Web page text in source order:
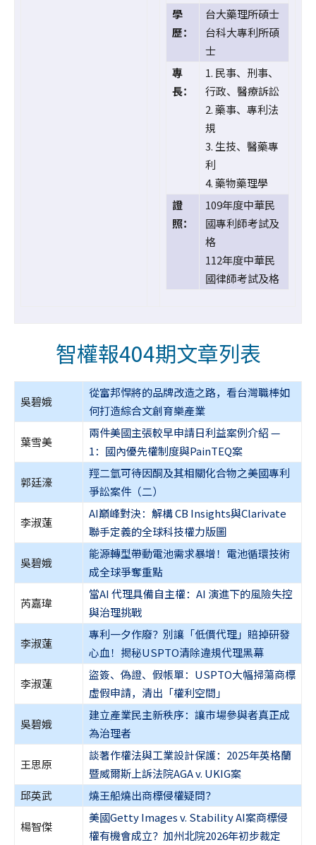
學
歷：
台大藥理所碩士
台科大專利所碩
士
專
長：
1. 民事、刑事、
行政、醫療訴訟
2. 藥事、專利法
規
3. 生技、醫藥專
利
4. 藥物藥理學
證
照：
109年度中華民
國專利師考試及
格
112年度中華民
國律師考試及格
智權報404期文章列表
吳碧娥
從富邦悍將的品牌改造之路，看台灣職棒如
何打造綜合文創育樂產業
葉雪美
兩件美國主張較早申請日利益案例介紹 —
1：國內優先權制度與PainTEQ案
郭廷濠
羥二氫可待因酮及其相關化合物之美國專利
爭訟案件（二）
李淑蓮
AI巔峰對決：解構 CB Insights與Clarivate
聯手定義的全球科技權力版圖
吳碧娥
能源轉型帶動電池需求暴增！電池循環技術
成全球爭奪重點
芮嘉瑋
當AI 代理具備自主權：AI 演進下的風險失控
與治理挑戰
李淑蓮
專利一夕作廢？別讓「低價代理」賠掉研發
心血！揭秘USPTO清除違規代理黑幕
李淑蓮
盜簽、偽證、假帳單：USPTO大幅掃蕩商標
虛假申請，清出「權利空間」
吳碧娥
建立產業民主新秩序：讓市場參與者真正成
為治理者
王思原
談著作權法與工業設計保護：2025年英格蘭
暨威爾斯上訴法院AGA v. UKIG案
邱英武
燒王船燒出商標侵權疑問？
楊智傑
美國Getty Images v. Stability AI案商標侵
權有機會成立？加州北院2026年初步裁定